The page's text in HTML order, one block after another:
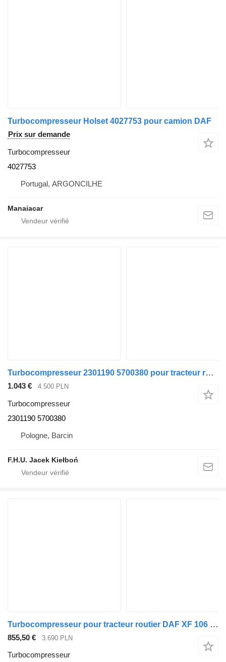
Turbocompresseur Holset 4027753 pour camion DAF
Prix sur demande
Turbocompresseur
4027753
Portugal, ARGONCILHE
Manaiacar
Turbocompresseur 2301190 5700380 pour tracteur routier DAF XF 106 EURO 6 450
1.043 € 4.500 PLN
Turbocompresseur
2301190 5700380
Pologne, Barcin
F.H.U. Jacek Kiełboń
Turbocompresseur pour tracteur routier DAF XF 106 440 460 480
855,50 € 3.690 PLN
Turbocompresseur